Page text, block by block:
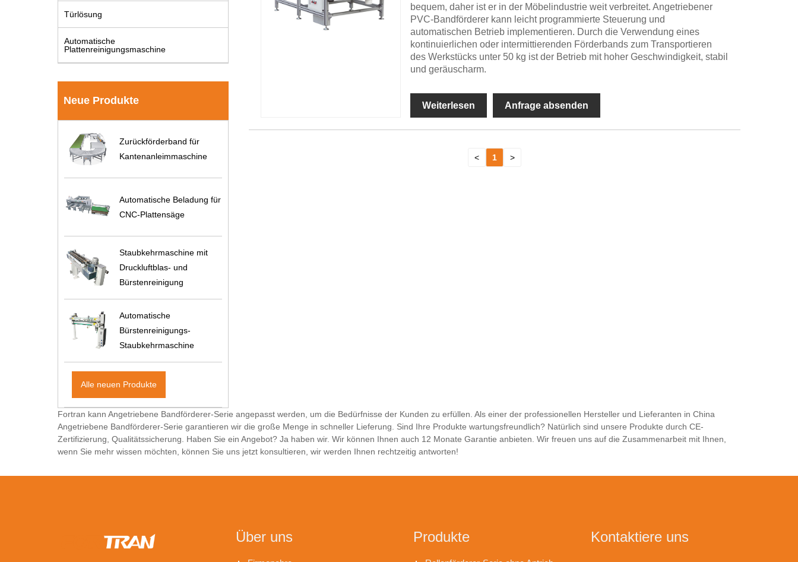
Türlösung
Automatische
Plattenreinigungsmaschine
Neue Produkte
Zurückförderband für
Kantenanleimmaschine
Automatische Beladung für
CNC-Plattensäge
Staubkehrmaschine mit
Druckluftblas- und
Bürstenreinigung
Automatische
Bürstenreinigungs-
Staubkehrmaschine
Alle neuen Produkte
bequem, daher ist er in der Möbelindustrie weit verbreitet. Angetriebener
PVC-Bandförderer kann leicht programmierte Steuerung und
automatischen Betrieb implementieren. Durch die Verwendung eines
kontinuierlichen oder intermittierenden Förderbands zum Transportieren
des Werkstücks unter 50 kg ist der Betrieb mit hoher Geschwindigkeit, stabil
und geräuscharm.
Weiterlesen Anfrage absenden
< 1 >
Fortran kann Angetriebene Bandförderer-Serie angepasst werden, um die Bedürfnisse der Kunden zu erfüllen. Als einer der professionellen Hersteller und Lieferanten in China
Angetriebene Bandförderer-Serie garantieren wir die große Menge in schneller Lieferung. Sind Ihre Produkte wartungsfreundlich? Natürlich sind unsere Produkte durch CE-
Zertifizierung, Qualitätssicherung. Haben Sie ein Angebot? Ja haben wir. Wir können Ihnen auch 12 Monate Garantie anbieten. Wir freuen uns auf die Zusammenarbeit mit Ihnen,
wenn Sie mehr wissen möchten, können Sie uns jetzt konsultieren, wir werden Ihnen rechtzeitig antworten!
Über uns Produkte Kontaktiere uns